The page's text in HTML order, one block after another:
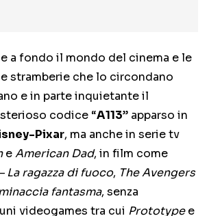
a fondo il mondo del cinema e le
stramberie che lo circondano
e in parte inquietante il
codice “A113” apparso in
Pixar, ma anche in serie tv
eAmerican Dad, in film come
La ragazza di fuoco, The Avengers
fantasma, senza
videogames tra cui Prototypee